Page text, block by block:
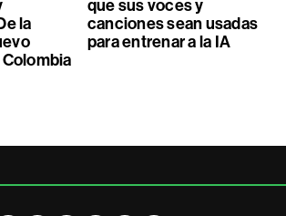
la
que sus voces y
canciones sean usadas
para entrenar a la IA